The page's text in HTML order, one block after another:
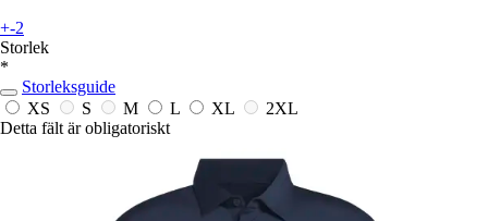
+-2
Storlek
*
Storleksguide
XS
S M L XL
2XL
Detta fält är obligatoriskt